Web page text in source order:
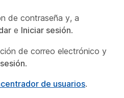
de contraseña y, a
e Iniciar sesión.
de correo electrónico y
.
de usuarios.